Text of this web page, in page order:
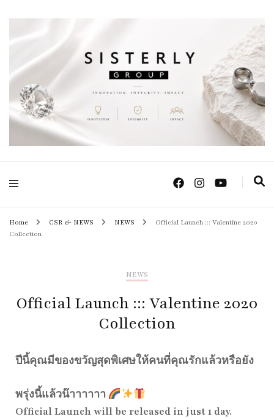
Sisterly Group
Thailand
Positive Power Jewelry แหวนแต่งงาน เครื่องประดับผู้หญิง จิวเวลรี จันทบุรี
Home CSR & NEWS NEWS
Official Launch ::: Valentine 2020
Collection
NEWS
Official Launch ::: Valentine 2020
Collection
ปีนี้คุณมีของขวัญสุดพิเศษให้คนที่คุณรักแล้วหรือยัง
พรุ่งนี้แล้วน๊าาาาาา
Official Launch will be released in just 1 day.